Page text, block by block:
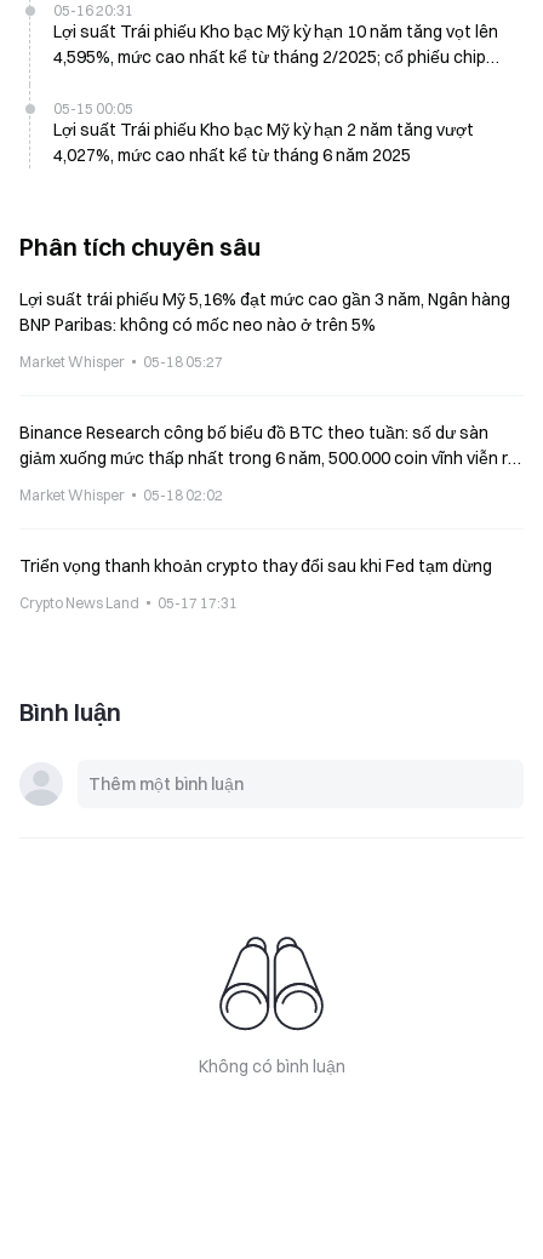
05-16 20:31
Lợi suất Trái phiếu Kho bạc Mỹ kỳ hạn 10 năm tăng vọt lên
4,595%, mức cao nhất kể từ tháng 2/2025; cổ phiếu chip
05-15 00:05
Lợi suất Trái phiếu Kho bạc Mỹ kỳ hạn 2 năm tăng vượt
4,027%, mức cao nhất kể từ tháng 6 năm 2025
Phân tích chuyên sâu
Lợi suất trái phiếu Mỹ 5,16% đạt mức cao gần 3 năm, Ngân hàng
BNP Paribas: không có mốc neo nào ở trên 5%
Market Whisper 05-18 05:27
Binance Research công bố biểu đồ BTC theo tuần: số dư sàn
giảm xuống mức thấp nhất trong 6 năm, 500.000 coin vĩnh viễn rời
Market Whisper 05-18 02:02
Triển vọng thanh khoản crypto thay đổi sau khi Fed tạm dừng
Crypto News Land 05-17 17:31
Bình luận
Không có bình luận